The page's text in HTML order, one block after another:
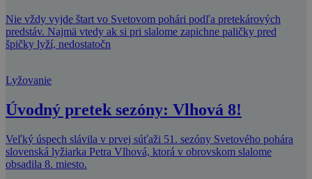
Nie vždy vyjde štart vo Svetovom pohári podľa pretekárových
predstáv. Najmä vtedy ak si pri slalome zapichne paličky pred
špičky lyží, nedostatočn
Lyžovanie
Úvodný pretek sezóny: Vlhová 8!
Veľký úspech slávila v prvej súťaži 51. sezóny Svetového pohára
slovenská lyžiarka Petra Vlhová, ktorá v obrovskom slalome
obsadila 8. miesto.